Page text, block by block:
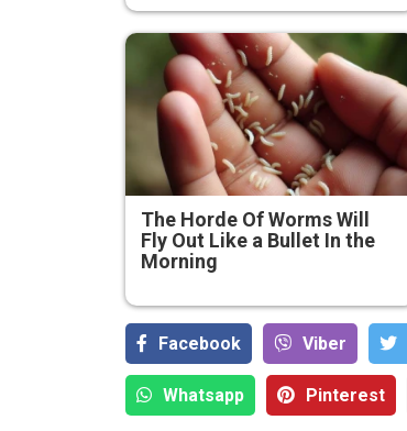
The Horde Of Worms Will
Fly Out Like a Bullet In the
Morning
Facebook Viber
Whatsapp Pinterest